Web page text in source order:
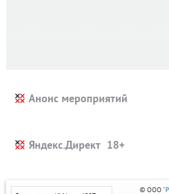
Анонс мероприятий
Яндекс.Директ
© ООО